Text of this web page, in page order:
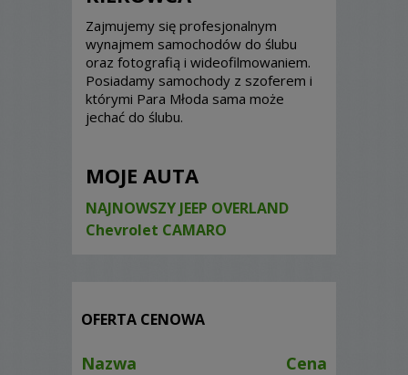
Zajmujemy się profesjonalnym
wynajmem samochodów do ślubu
oraz fotografią i wideofilmowaniem.
Posiadamy samochody z szoferem i
którymi Para Młoda sama może
jechać do ślubu.
MOJE AUTA
NAJNOWSZY JEEP OVERLAND
Chevrolet CAMARO
OFERTA CENOWA
Nazwa Cena